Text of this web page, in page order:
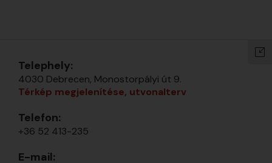
Telephely:
4030 Debrecen, Monostorpályi út 9.
Térkép megjelenítése, utvonalterv
Telefon:
+36 52 413-235
E-mail: